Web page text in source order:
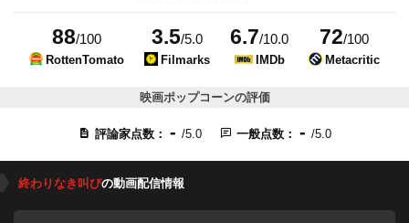
88/100
RottenTomato
3.5/5.0
Filmarks
6.7/10.0
IMDb
72/100
Metacritic
映画ポップコーンの評価
評論家点数： - /5.0 一般点数： - /5.0
終わりなき叫びの動画配信情報